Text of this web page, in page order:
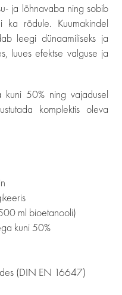
ja lõhnavaba ning sobib
ka rõdule. Kuumakindel
leegi dünaamiliseks ja
luues efektse valguse ja
kuni 50% ning vajadusel
komplektis oleva
ml bioetanooli)
kuni 50%
(DIN EN 16647)